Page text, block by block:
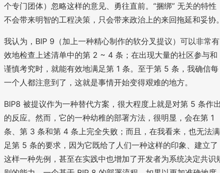
个专门团体）忽略这样的意见、勇往直前。“捆绑” 无关的特性
不会带来明智的工程决策，只会带来政治上的来回拖延和妥协
我认为，BIP 9（加上一种精心制作的软分叉提议）可以非常有
效地检查上述清单中的第 2 ~ 4 条；在出现大量的社区参与和
谨慎考究时，就能有效地满足第 1 条。至于第 5 条，我确信每
一个人都注意到了，这就是事情开始变得艰难的地方。
BIP8 被提议作为一种替代方案，很大程度上就是对第 5 条作
的反应。然而，它的一种幼稚的部署方法，很明显，会在第 1
条、第 3 条和第 4 条上完全失败；而且，在我看来，也无法满
足第 5 条的要求，因为它既给了人们一种这样的印象、建立了
这样一种先例，甚至在实践中也增加了开发者为系统决定共识